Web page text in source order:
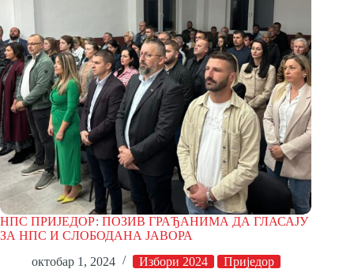
НПС ПРИЈЕДОР: ПОЗИВ ГРАЂАНИМА ДА ГЛАСАЈУ
ЗА НПС И СЛОБОДАНА ЈАВОРА
октобар 1, 2024
Избори 2024 Приједор